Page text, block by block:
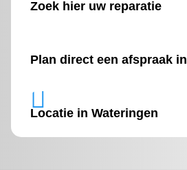
Zoek hier uw reparatie
Plan direct een afspraak in

Locatie in Wateringen